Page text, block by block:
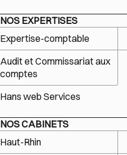
NOS EXPERTISES
Expertise-comptable
Audit et Commissariat aux
comptes
Hans web Services
NOS CABINETS
Haut-Rhin